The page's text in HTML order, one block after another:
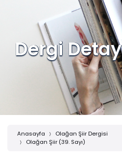
Dergi Detay
Anasayfa
Olağan Şiir Dergisi
Olağan Şiir (39. Sayı)